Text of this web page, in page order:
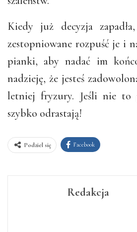
Kiedy już decyzja
zestopniowane rozpuść je i
pianki, aby nadać im
nadzieję, że jesteś
letniej fryzury. Jeśli nie to
szybko odrastają!
Podziel się Facebook
Redakcja